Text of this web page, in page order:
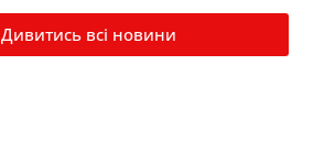
Дивитись всі новини